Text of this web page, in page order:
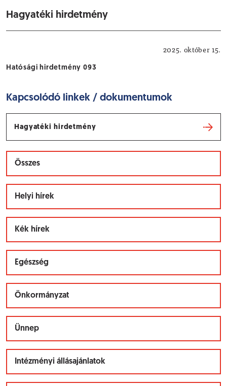
Hagyatéki hirdetmény
2025. október 15.
Hatósági hirdetmény 093
Kapcsolódó linkek / dokumentumok
Hagyatéki hirdetmény
Összes
Helyi hírek
Kék hírek
Egészség
Önkormányzat
Ünnep
Intézményi állásajánlatok